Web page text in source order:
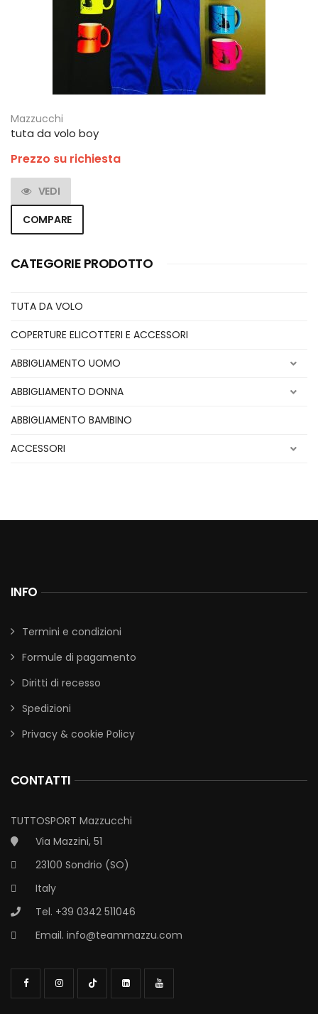
Mazzucchi
tuta da volo boy
Prezzo su richiesta
VEDI
COMPARE
CATEGORIE PRODOTTO
TUTA DA VOLO
COPERTURE ELICOTTERI E ACCESSORI
ABBIGLIAMENTO UOMO
ABBIGLIAMENTO DONNA
ABBIGLIAMENTO BAMBINO
ACCESSORI
INFO
Termini e condizioni
Formule di pagamento
Diritti di recesso
Spedizioni
Privacy & cookie Policy
CONTATTI
TUTTOSPORT Mazzucchi
Via Mazzini, 51
23100 Sondrio (SO)
Italy
Tel. +39 0342 511046
Email. info@teammazzu.com